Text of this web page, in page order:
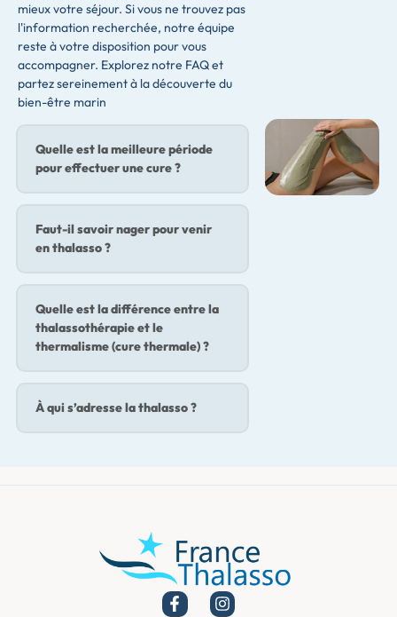
mieux votre séjour. Si vous ne trouvez pas
l'information recherchée, notre équipe
reste à votre disposition pour vous
accompagner. Explorez notre FAQ et
partez sereinement à la découverte du
bien-être marin
Quelle est la meilleure période
pour effectuer une cure ?
Faut-il savoir nager pour venir
en thalasso ?
Quelle est la différence entre la
thalassothérapie et le
thermalisme (cure thermale) ?
À qui s’adresse la thalasso ?